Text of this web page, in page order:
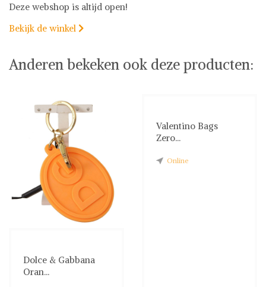
Deze webshop is altijd open!
Bekijk de winkel 
Anderen bekeken ook deze producten:
Dolce & Gabbana
Oran...
Valentino Bags
Zero...
Online